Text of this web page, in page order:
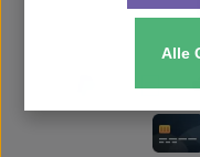
Alle